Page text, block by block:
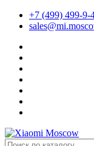
+7 (499) 499-9-